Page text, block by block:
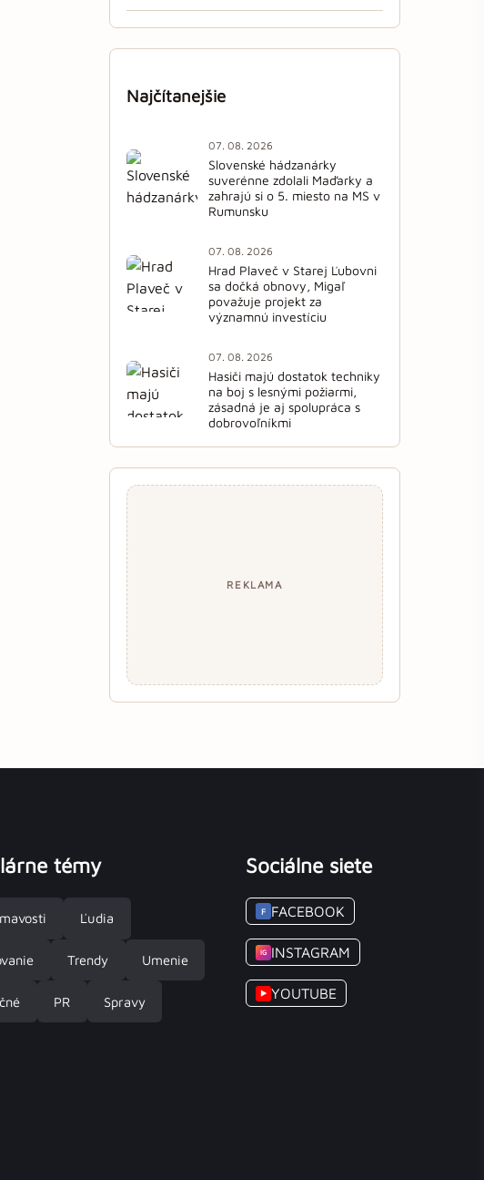
Najčítanejšie
07. 08. 2026
Slovenské hádzanárky
suverénne zdolali Maďarky a
zahrajú si o 5. miesto na MS v
Rumunsku
07. 08. 2026
Hrad Plaveč v Starej Ľubovni
sa dočká obnovy, Migaľ
považuje projekt za
významnú investíciu
07. 08. 2026
Hasiči majú dostatok techniky
na boj s lesnými požiarmi,
zásadná je aj spolupráca s
dobrovoľníkmi
REKLAMA
témy
Ľudia
Trendy Umenie
PR Spravy
Sociálne siete
F FACEBOOK
IG INSTAGRAM
▶ YOUTUBE